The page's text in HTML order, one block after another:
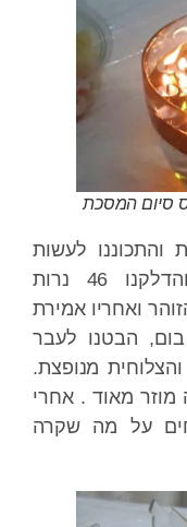
סיום המסכת
והתכוננו לעשות
סעודה גדולה לזכות רשב”י. והדלקנו 46 נרות
ואחריו אמירת
הבטנו לעבר
מנופצת.
זה היה מוזר מאוד . אחרי
על מה שקרה